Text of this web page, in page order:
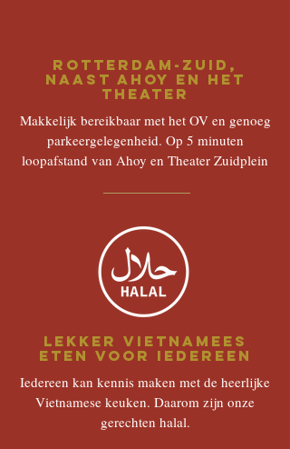
Rotterdam-Zuid,
Naast ahoy en het
theater
Makkelijk bereikbaar met het OV en genoeg
parkeergelegenheid. Op 5 minuten
loopafstand van Ahoy en Theater Zuidplein
Lekker vietnamees
eten voor iedereen
Iedereen kan kennis maken met de heerlijke
Vietnamese keuken. Daarom zijn onze
gerechten halal.